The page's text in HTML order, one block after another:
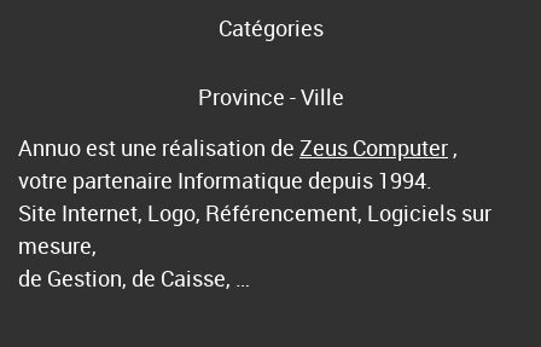
Catégories
Province - Ville
Annuo est une réalisation de Zeus Computer ,
votre partenaire Informatique depuis 1994.
Site Internet, Logo, Référencement, Logiciels sur
mesure,
de Gestion, de Caisse, …